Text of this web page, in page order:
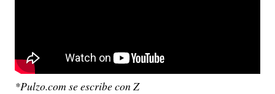
*Pulzo.com se escribe con Z